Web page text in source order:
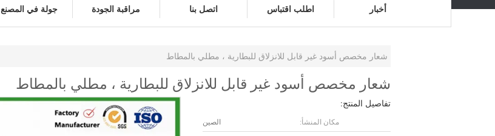
جولة في المصنع مراقبة الجودة اتصل بنا اطلب اقتباس أخبار
شعار مخصص أسود غير قابل للانزلاق للبطارية ، مطلي بالمطاط
شعار مخصص أسود غير قابل للانزلاق للبطارية ، مطلي بالمطاط
تفاصيل المنتج:
مكان المنشأ: الصين